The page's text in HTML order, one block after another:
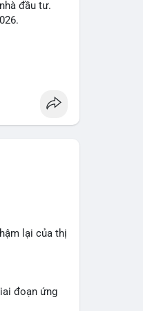
chẽ, đặt
đầu tư.
lại của thị
đoạn ứng